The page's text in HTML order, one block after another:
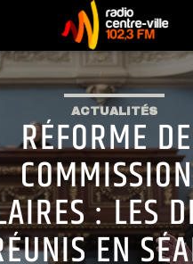
ACTUALITÉS
RÉFORME
: LES
EN